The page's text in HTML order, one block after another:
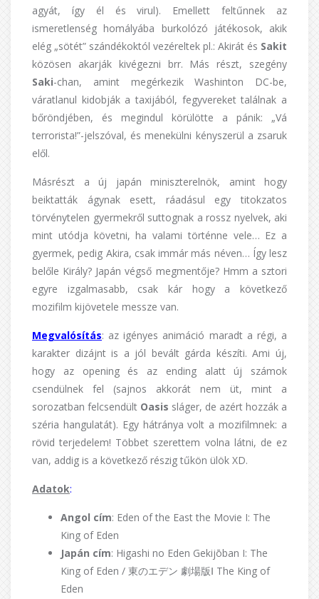
agyát, így él és virul). Emellett feltűnnek az
ismeretlenség homályába burkolózó játékosok, akik
elég „sötét” szándékoktól vezéreltek pl.: Akirát és Sakit
közösen akarják kivégezni brr. Más részt, szegény
Saki-chan, amint megérkezik Washinton DC-be,
váratlanul kidobják a taxijából, fegyvereket találnak a
bőröndjében, és megindul körülötte a pánik: „Vá
terrorista!”-jelszóval, és menekülni kényszerül a zsaruk
elől.
Másrészt a új japán miniszterelnök, amint hogy
beiktatták ágynak esett, ráadásul egy titokzatos
törvénytelen gyermekről suttognak a rossz nyelvek, aki
mint utódja követni, ha valami történne vele… Ez a
gyermek, pedig Akira, csak immár más néven… Így lesz
belőle Király? Japán végső megmentője? Hmm a sztori
egyre izgalmasabb, csak kár hogy a következő
mozifilm kijövetele messze van.
Megvalósítás: az igényes animáció maradt a régi, a
karakter dizájnt is a jól bevált gárda készíti. Ami új,
hogy az opening és az ending alatt új számok
csendülnek fel (sajnos akkorát nem üt, mint a
sorozatban felcsendült Oasis sláger, de azért hozzák a
széria hangulatát). Egy hátránya volt a mozifilmnek: a
rövid terjedelem! Többet szerettem volna látni, de ez
van, addig is a következő részig tűkön ülök XD.
Adatok:
Angol cím: Eden of the East the Movie I: The
King of Eden
Japán cím: Higashi no Eden Gekijōban I: The
King of Eden / 東のエデン 劇場版Ⅰ The King of
Eden